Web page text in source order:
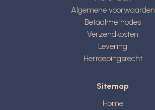
Algemene voorwaarden
Betaalmethodes
Verzendkosten
Levering
Herroepingsrecht
Sitemap
Home